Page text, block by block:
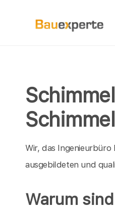
Wir, das Ingenieurbüro
ausgebildeten und
Warum